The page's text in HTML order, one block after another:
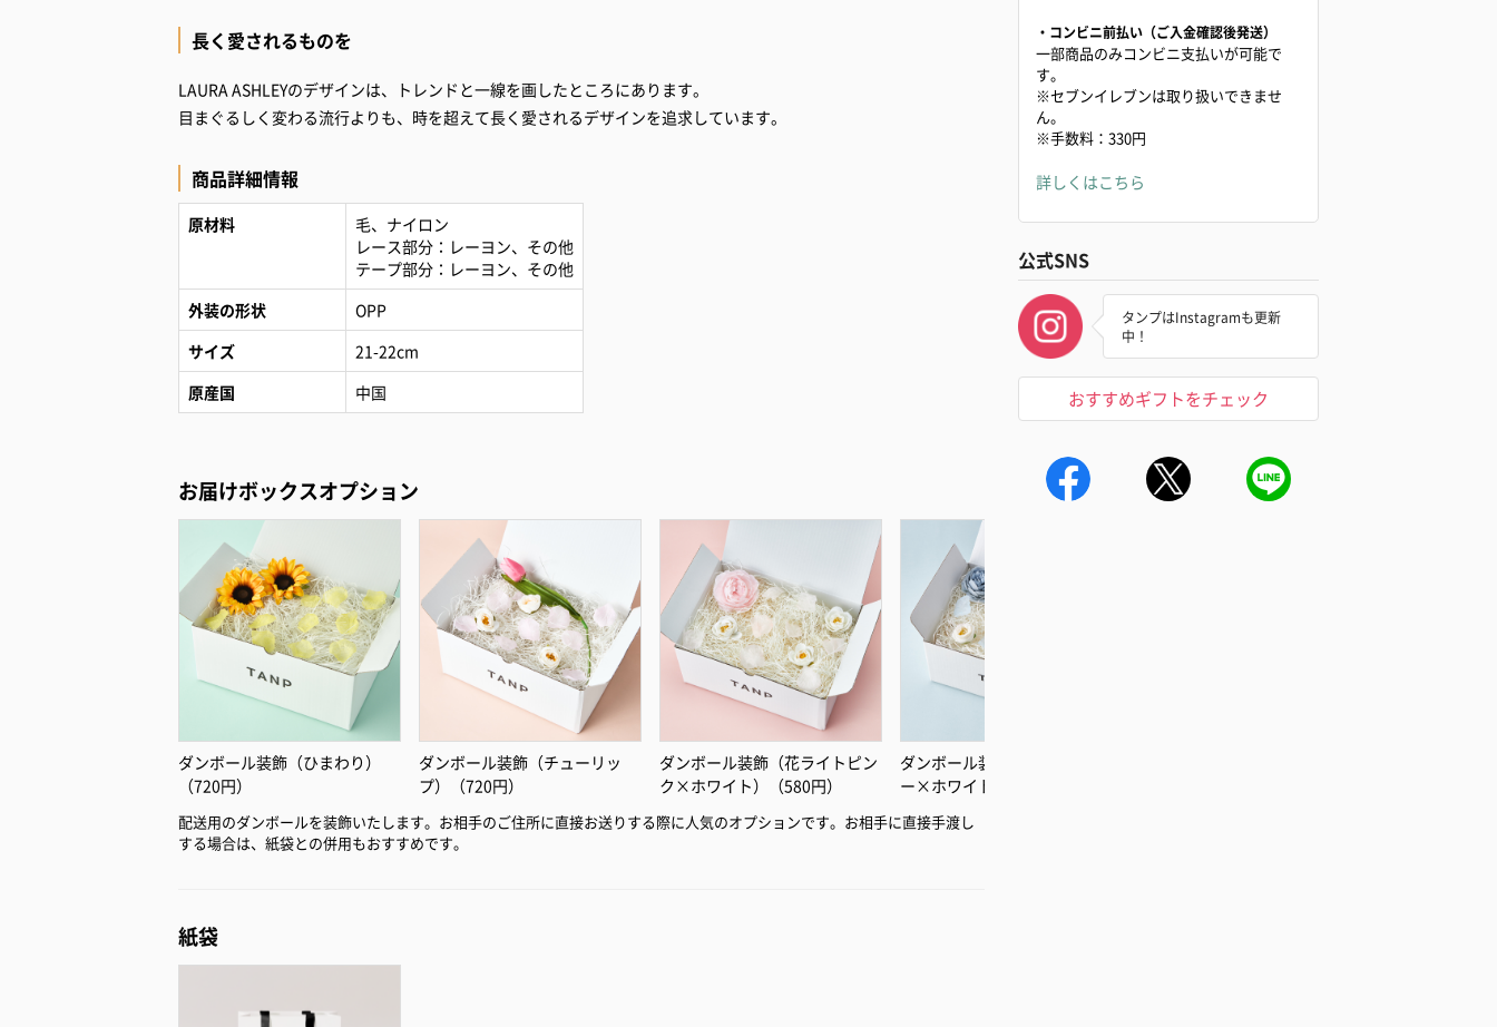
長く愛されるものを
LAURA ASHLEYのデザインは、トレンドと一線を画したところにあります。
目まぐるしく変わる流行よりも、時を超えて長く愛されるデザインを追求しています。
商品詳細情報
原材料
毛、ナイロン
レース部分：レーヨン、その他
テープ部分：レーヨン、その他
外装の形状
OPP
サイズ
21-22cm
原産国
中国
お届けボックスオプション
ダンボール装飾（ひまわり）
（720円）
ダンボール装飾（チューリッ
プ）（720円）
ダンボール装飾（花ライトピン
ク×ホワイト）（580円）
ダンボール装飾（花ライトブル
ー×ホワイト）（580円）
配送用のダンボールを装飾いたします。お相手のご住所に直接お送りする際に人気のオプションです。お相手に直接手渡し
する場合は、紙袋との併用もおすすめです。
紙袋
・コンビニ前払い（ご入金確認後発送）
一部商品のみコンビニ支払いが可能で
す。
※セブンイレブンは取り扱いできませ
ん。
※手数料：330円
詳しくはこちら
公式SNS
タンプはInstagramも更新
中！
おすすめギフトをチェック